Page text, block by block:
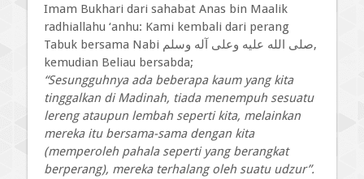
Imam Bukhari dari sahabat Anas bin Maalik
radhiallahu ‘anhu: Kami kembali dari perang
Tabuk bersama Nabi صلى الله عليه وعلى آله وسلم,
kemudian Beliau bersabda;
“Sesungguhnya ada beberapa kaum yang kita
tinggalkan di Madinah, tiada menempuh sesuatu
lereng ataupun lembah seperti kita, melainkan
mereka itu bersama-sama dengan kita
(memperoleh pahala seperti yang berangkat
berperang), mereka terhalang oleh suatu udzur”.